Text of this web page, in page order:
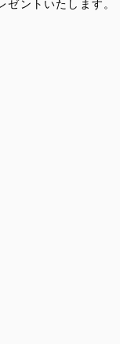
ントいたします。